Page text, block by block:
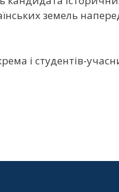
земель
і студентів-